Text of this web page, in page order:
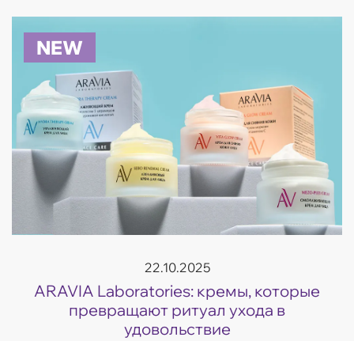
NEW
22.10.2025
ARAVIA Laboratories: кремы, которые
превращают ритуал ухода в
удовольствие